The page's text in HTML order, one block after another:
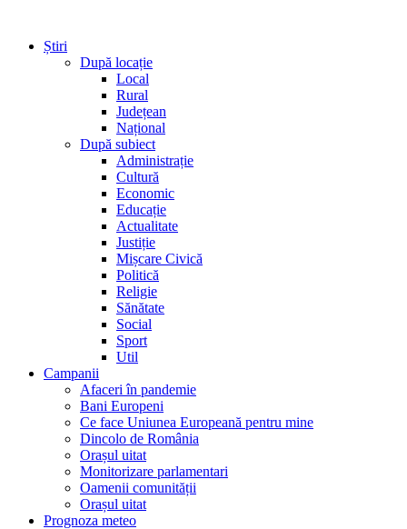
Știri
După locație
Local
Rural
Județean
Național
După subiect
Administrație
Cultură
Economic
Educație
Actualitate
Justiție
Mișcare Civică
Politică
Religie
Sănătate
Social
Sport
Util
Campanii
Afaceri în pandemie
Bani Europeni
Ce face Uniunea Europeană pentru mine
Dincolo de România
Orașul uitat
Monitorizare parlamentari
Oamenii comunității
Orașul uitat
Prognoza meteo